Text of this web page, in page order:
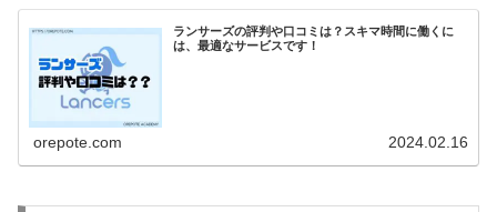
ランサーズの評判や口コミは？スキマ時間に働くに
は、最適なサービスです！
orepote.com 2024.02.16